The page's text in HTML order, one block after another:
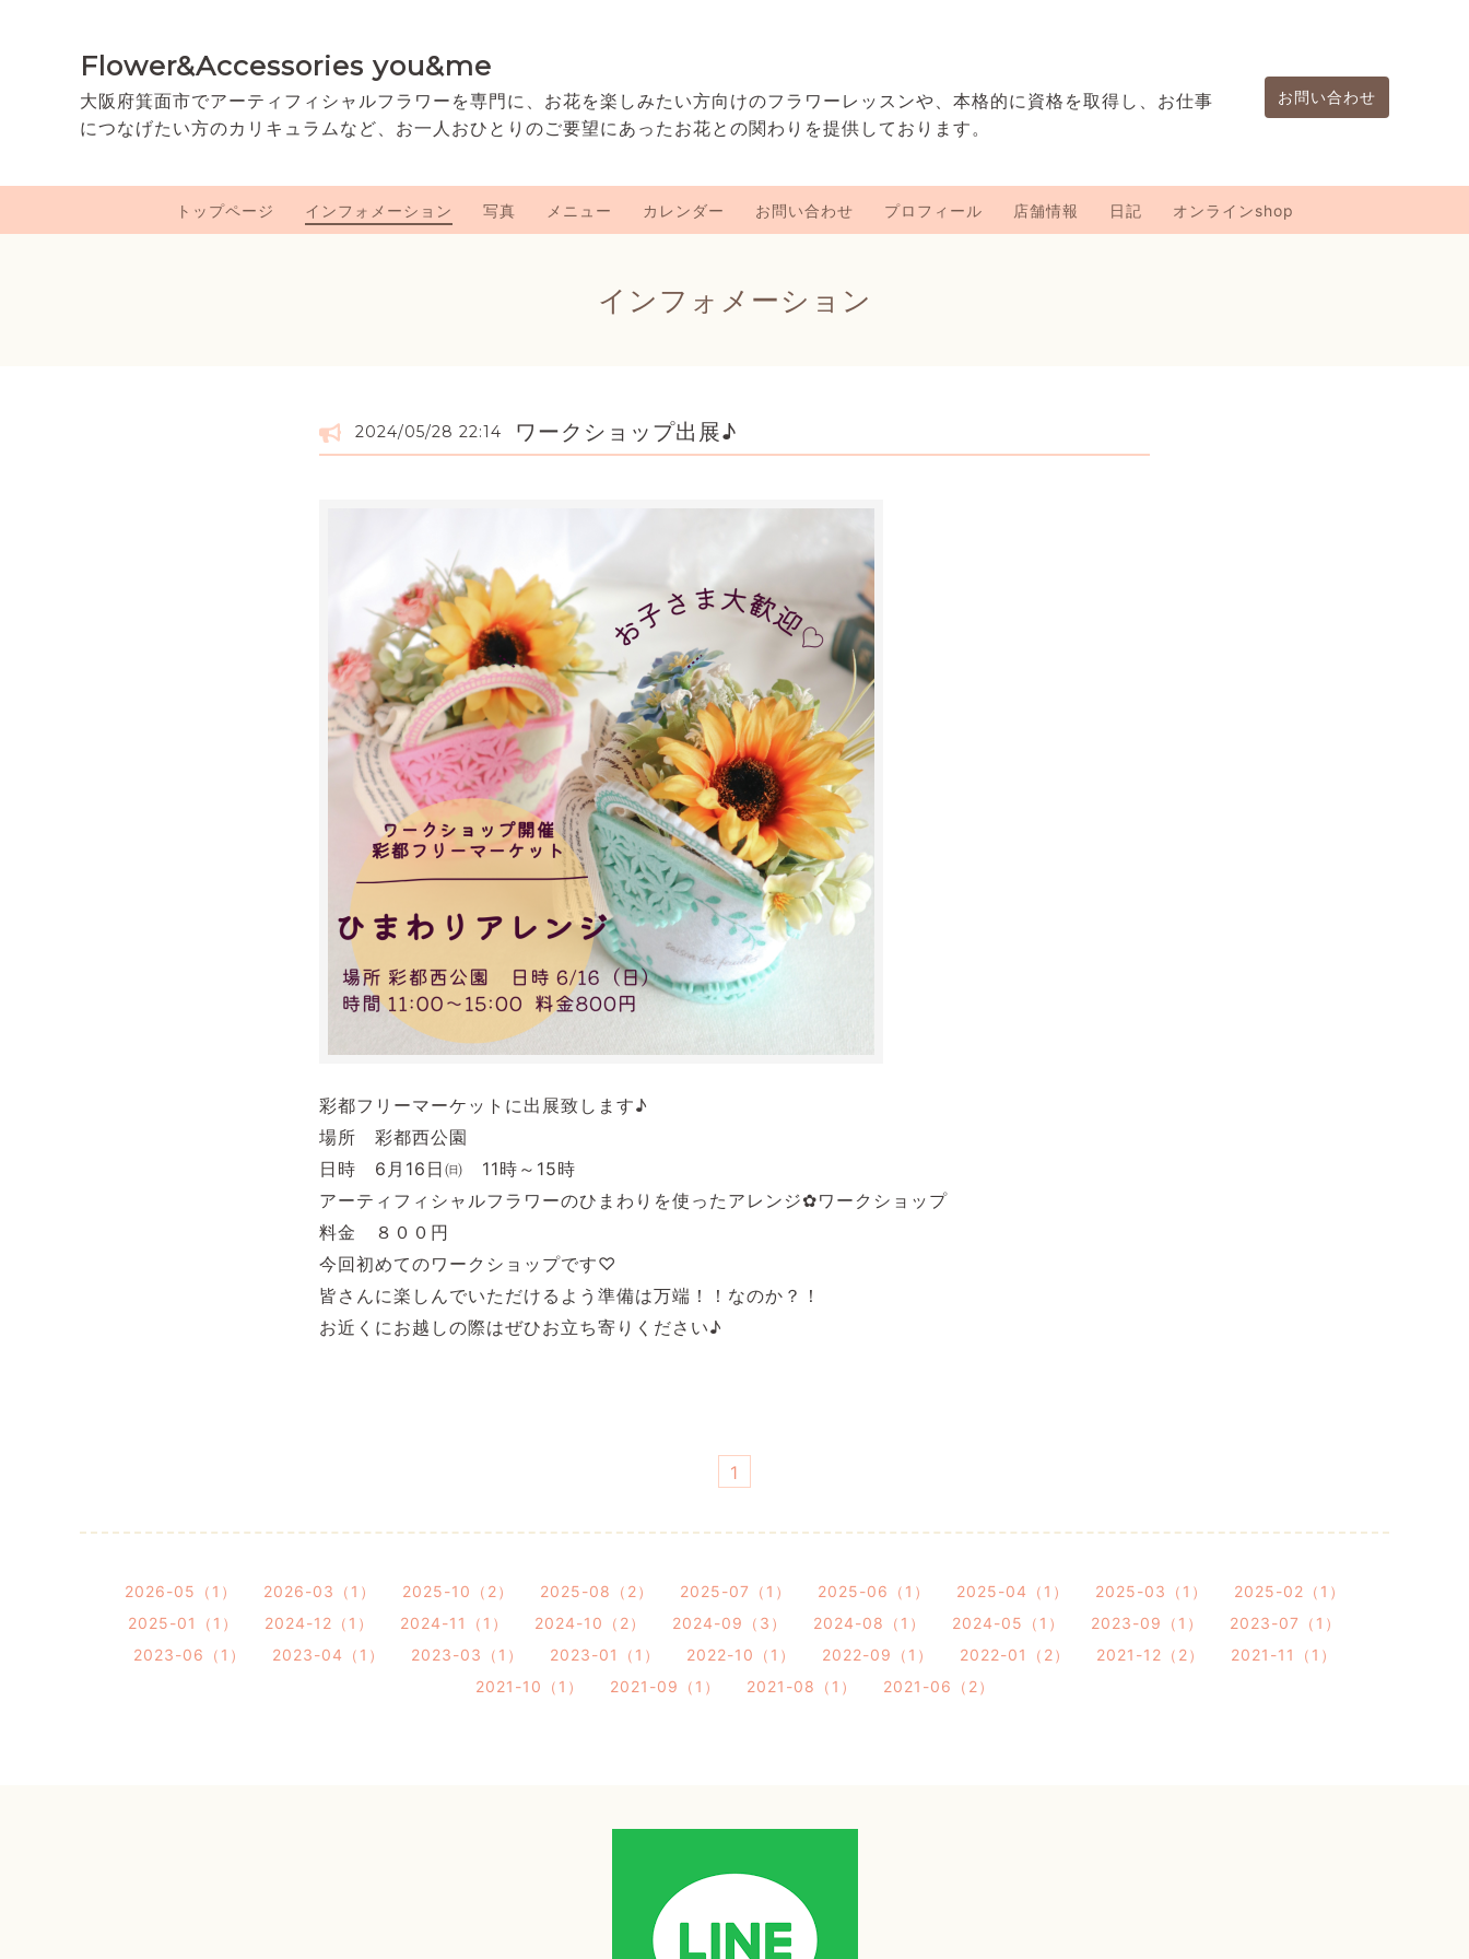
Flower&Accessories you&me
大阪府箕面市でアーティフィシャルフラワーを専門に、お花を楽しみたい方向けのフラワーレッスンや、本格的に資格を取得し、お仕事
につなげたい方のカリキュラムなど、お一人おひとりのご要望にあったお花との関わりを提供しております。
お問い合わせ
トップページ インフォメーション 写真 メニュー カレンダー お問い合わせ プロフィール 店舗情報 日記 オンラインshop
インフォメーション
2024/05/28 22:14 ワークショップ出展♪
彩都フリーマーケットに出展致します♪
場所 彩都西公園
日時 6月16日㈰ 11時～15時
アーティフィシャルフラワーのひまわりを使ったアレンジ✿ワークショップ
料金 ８００円
今回初めてのワークショップです♡
皆さんに楽しんでいただけるよう準備は万端！！なのか？！
お近くにお越しの際はぜひお立ち寄りください♪
1
2026-05（1） 2026-03（1） 2025-10（2） 2025-08（2） 2025-07（1） 2025-06（1） 2025-04（1） 2025-03（1）
2025-02（1）
2025-01（1）
2024-12（1） 2024-11（1） 2024-10（2） 2024-09（3） 2024-08（1） 2024-05（1） 2023-09（1）
2023-07（1）
2023-06（1）
2023-04（1） 2023-03（1） 2023-01（1） 2022-10（1） 2022-09（1） 2022-01（2） 2021-12（2）
2021-11（1）
2021-10（1）
2021-09（1） 2021-08（1） 2021-06（2）